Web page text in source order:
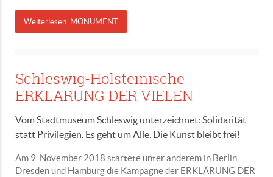
Weiterlesen: MONUMENT
Schleswig-Holsteinische
ERKLÄRUNG DER VIELEN
Vom Stadtmuseum Schleswig unterzeichnet: Solidarität
statt Privilegien. Es geht um Alle. Die Kunst bleibt frei!
Am 9. November 2018 startete unter anderem in Berlin,
Dresden und Hamburg die Kampagne der ERKLÄRUNG DER